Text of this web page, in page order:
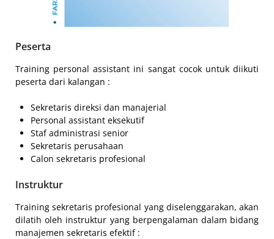
Peserta
Training personal assistant ini sangat cocok untuk diikuti
peserta dari kalangan :
Sekretaris direksi dan manajerial
Personal assistant eksekutif
Staf administrasi senior
Sekretaris perusahaan
Calon sekretaris profesional
Instruktur
Training sekretaris profesional yang diselenggarakan, akan
dilatih oleh instruktur yang berpengalaman dalam bidang
manajemen sekretaris efektif :